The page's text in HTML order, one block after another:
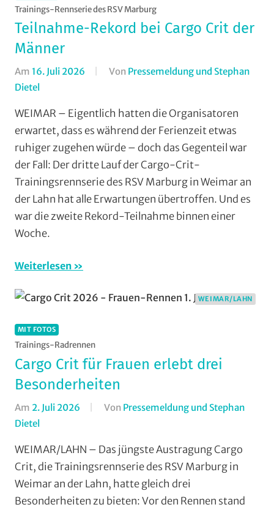
Gravel,
Jedermann,
RSG
Wieseck,
RSV
Limburg ,
RSV
Marburg,
Rundfahrten,
Rundstrecke,
Wochenende
Trainings-Rennserie des RSV Marburg
Teilnahme-Rekord bei Cargo Crit der
Männer
Am 16. Juli 2026 Von Pressemeldung und Stephan
Dietel
-
Top
News,
Mit
Fotos,
Multimedia,
Orte,
RSV
Rundstrecke
Trainingslager
Weimar/Lahn
WEIMAR – Eigentlich hatten die Organisatoren
erwartet, dass es während der Ferienzeit etwas
ruhiger zugehen würde – doch das Gegenteil war
der Fall: Der dritte Lauf der Cargo-Crit-
Trainingsrennserie des RSV Marburg in Weimar an
der Lahn hat alle Erwartungen übertroffen. Und es
war die zweite Rekord-Teilnahme binnen einer
Woche.
Weiterlesen
WEIMAR/LAHN
MIT FOTOS
Trainings-Radrennen
Cargo Crit für Frauen erlebt drei
Besonderheiten
Am 2. Juli 2026 Von Pressemeldung und Stephan
Dietel
Mit
Fotos ,
Multimedia,
Orte,
WEIMAR/LAHN – Das jüngste Austragung Cargo
Crit, die Trainingsrennserie des RSV Marburg in
Weimar an der Lahn, hatte gleich drei
Besonderheiten zu bieten: Vor den Rennen stand